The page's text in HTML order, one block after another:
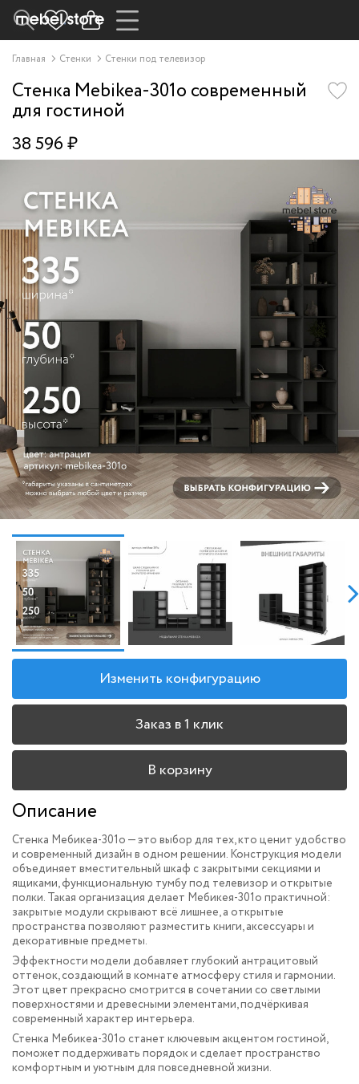
Главная Стенки Стенки под телевизор
Стенка Mebikea-301o современный
для гостиной
38 596 ₽
Изменить конфигурацию
Заказ в 1 клик
В корзину
Описание
Стенка Мебикеа-301o — это выбор для тех, кто ценит удобство
и современный дизайн в одном решении. Конструкция модели
объединяет вместительный шкаф с закрытыми секциями и
ящиками, функциональную тумбу под телевизор и открытые
полки. Такая организация делает Мебикея-301o практичной:
закрытые модули скрывают всё лишнее, а открытые
пространства позволяют разместить книги, аксессуары и
декоративные предметы.
Эффектности модели добавляет глубокий антрацитовый
оттенок, создающий в комнате атмосферу стиля и гармонии.
Этот цвет прекрасно смотрится в сочетании со светлыми
поверхностями и древесными элементами, подчёркивая
современный характер интерьера.
Стенка Мебикеа-301o станет ключевым акцентом гостиной,
поможет поддерживать порядок и сделает пространство
комфортным и уютным для повседневной жизни.